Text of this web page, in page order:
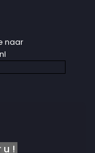
naar
u !